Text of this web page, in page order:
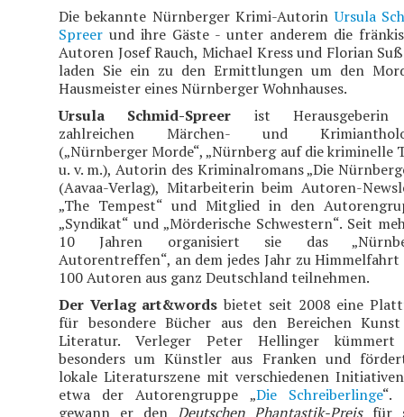
Die bekannte Nürnberger Krimi-AutorinUrsula
Spreer und ihre Gäste - unter anderem die
Autoren Josef Rauch, Michael Kress und Florian
laden Sie ein zu den Ermittlungen um den
Hausmeister eines Nürnberger Wohnhauses.
Ursula Schmid-Spreer ist Herausgeberin
zahlreichen Märchen- und
(„Nürnberger Morde“, „Nürnberg auf die kriminelle
u. v. m.), Autorin des Kriminalromans „Die
(Aavaa-Verlag), Mitarbeiterin beim Autoren-
„The Tempest“ und Mitglied in den
„Syndikat“ und „Mörderische Schwestern“. Seit
10 Jahren organisiert sie das
Autorentreffen“, an dem jedes Jahr zu
100 Autoren aus ganz Deutschland teilnehmen.
Der Verlag art&words bietet seit 2008 eine
für besondere Bücher aus den Bereichen
Literatur. Verleger Peter Hellinger kümmert
besonders um Künstler aus Franken und
lokale Literaturszene mit verschiedenen
etwa der Autorengruppe „Die Schreiberlinge“.
gewann er den Deutschen Phantastik-Preisfür